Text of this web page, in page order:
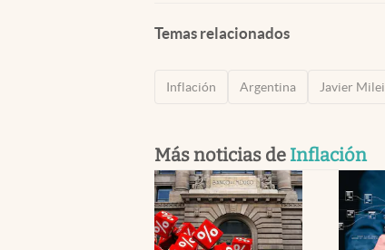
Temas relacionados
Inflación Argentina Javier Milei
Más noticias de Inflación